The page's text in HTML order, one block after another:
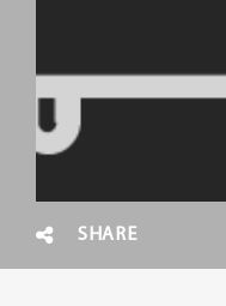
SHARE